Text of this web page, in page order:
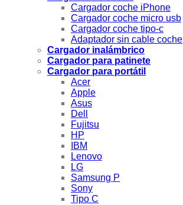
Cargador coche iPhone
Cargador coche micro usb
Cargador coche tipo-c
Adaptador sin cable coche
Cargador inalámbrico
Cargador para patinete
Cargador para portátil
Acer
Apple
Asus
Dell
Fujitsu
HP
IBM
Lenovo
LG
Samsung P
Sony
Tipo C